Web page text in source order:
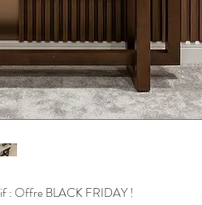
: Offre BLACK FRIDAY !